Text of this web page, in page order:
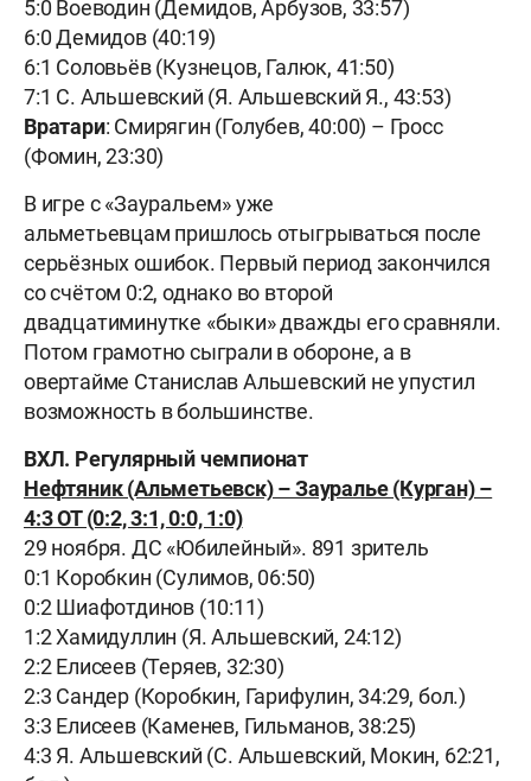
5:0 Воеводин (Демидов, Арбузов, 33:57)
6:0 Демидов (40:19)
6:1 Соловьёв (Кузнецов, Галюк, 41:50)
7:1 С. Альшевский (Я. Альшевский Я., 43:53)
Вратари: Смирягин (Голубев, 40:00) – Гросс
(Фомин, 23:30)
В игре с «Зауральем» уже
альметьевцам пришлось отыгрываться после
серьёзных ошибок. Первый период закончился
со счётом 0:2, однако во второй
двадцатиминутке «быки» дважды его сравняли.
Потом грамотно сыграли в обороне, а в
овертайме Станислав Альшевский не упустил
возможность в большинстве.
ВХЛ. Регулярный чемпионат
Нефтяник (Альметьевск) – Зауралье (Курган) –
4:3 ОТ (0:2, 3:1, 0:0, 1:0)
29 ноября. ДС «Юбилейный». 891 зритель
0:1 Коробкин (Сулимов, 06:50)
0:2 Шиафотдинов (10:11)
1:2 Хамидуллин (Я. Альшевский, 24:12)
2:2 Елисеев (Теряев, 32:30)
2:3 Сандер (Коробкин, Гарифулин, 34:29, бол.)
3:3 Елисеев (Каменев, Гильманов, 38:25)
4:3 Я. Альшевский (С. Альшевский, Мокин, 62:21,